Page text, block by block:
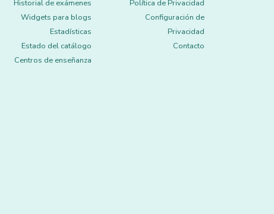
Historial de exámenes
Widgets para blogs
Estadísticas
Estado del catálogo
Centros de enseñanza
Política de Privacidad
Configuración de
Privacidad
Contacto